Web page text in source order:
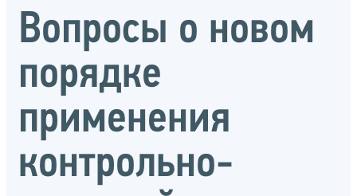
Вопросы о новом
порядке
применения
контрольно-